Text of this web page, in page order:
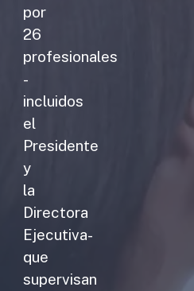
por
26
profesionales
-
incluidos
el
Presidente
y
la
Directora
Ejecutiva-
que
supervisan